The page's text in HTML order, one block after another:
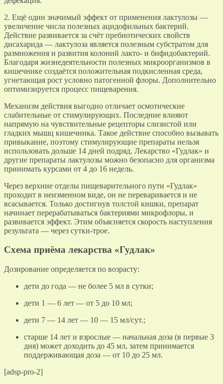
2. Ещё один значимый эффект от применения лактулозы —
увеличение числа полезных ацидофильных бактерий.
Действие развивается за счёт пребиотических свойств
дисахарида — лактулоза является полезным субстратом для
размножения и развития колоний лакто- и бифидобактерий.
Благодаря жизнедеятельности полезных микроорганизмов в
кишечнике создаётся положительная подкисленная среда,
угнетающая рост условно патогенной флоры. Дополнительно
оптимизируется процесс пищеварения.
Механизм действия выгодно отличает осмотические
слабительные от стимулирующих. Последние влияют
напрямую на чувствительные рецепторы слизистой или
гладких мышц кишечника. Такое действие способно вызывать
привыкание, поэтому стимулирующие препараты нельзя
использовать дольше 14 дней подряд. Лекарство «Гудлак» и
другие препараты лактулозы можно безопасно для организма
принимать курсами от 4 до 16 недель.
Через верхние отделы пищеварительного пути «Гудлак»
проходит в неизменном виде, он не переваривается и не
всасывается. Только достигнув толстой кишки, препарат
начинает перерабатываться бактериями микрофлоры, и
развивается эффект. Этим объясняется скорость наступления
результата — через сутки-трое.
Схема приёма лекарства «Гудлак»
Дозирование определяется по возрасту:
дети до года — не более 5 мл в сутки;
дети 1 — 6 лет — от 5 до 10 мл;
дети 7 — 14 лет — 10 — 15 мл/сут.;
старше 14 лет и взрослые — начальная доза (в первые 3
дня) может доходить до 45 мл, затем принимается
поддерживающая доза — от 10 до 25 мл.
[adsp-pro-2]